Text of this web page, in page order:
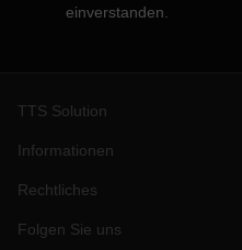
einverstanden.
TTS Solution
Informationen
Rechtliches
Folgen Sie uns